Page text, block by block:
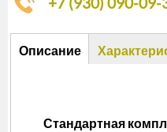
Описание
Описание
Стандартная